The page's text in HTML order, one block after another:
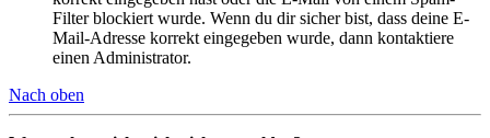
Filter blockiert wurde. Wenn du dir sicher bist, dass deine E-
Mail-Adresse korrekt eingegeben wurde, dann kontaktiere
einen Administrator.
Nach oben